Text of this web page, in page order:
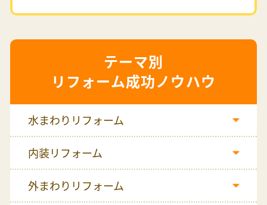
リフォーム成功ノウハウ
水まわりリフォーム
内装リフォーム
外まわりリフォーム